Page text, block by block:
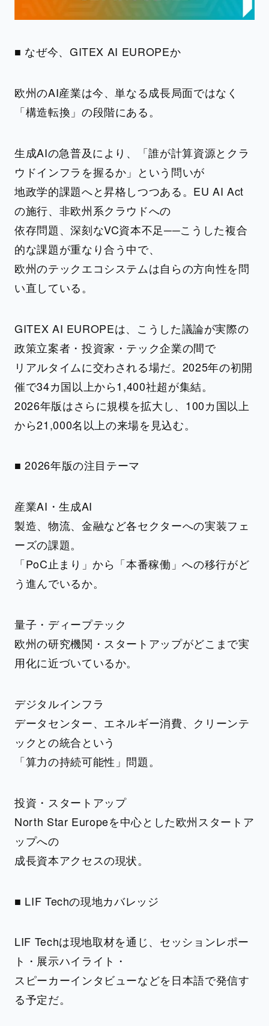
■ なぜ今、GITEX AI EUROPEか
欧州のAI産業は今、単なる成長局面ではなく
「構造転換」の段階にある。
生成AIの急普及により、「誰が計算資源とクラ
ウドインフラを握るか」という問いが
地政学的課題へと昇格しつつある。EU AI Act
の施行、非欧州系クラウドへの
依存問題、深刻なVC資本不足──こうした複合
的な課題が重なり合う中で、
欧州のテックエコシステムは自らの方向性を問
い直している。
GITEX AI EUROPEは、こうした議論が実際の
政策立案者・投資家・テック企業の間で
リアルタイムに交わされる場だ。2025年の初開
催で34カ国以上から1,400社超が集結。
2026年版はさらに規模を拡大し、100カ国以上
から21,000名以上の来場を見込む。
■ 2026年版の注目テーマ
産業AI・生成AI
製造、物流、金融など各セクターへの実装フェ
ーズの課題。
「PoC止まり」から「本番稼働」への移行がど
う進んでいるか。
量子・ディープテック
欧州の研究機関・スタートアップがどこまで実
用化に近づいているか。
デジタルインフラ
データセンター、エネルギー消費、クリーンテ
ックとの統合という
「算力の持続可能性」問題。
投資・スタートアップ
North Star Europeを中心とした欧州スタートア
ップへの
成長資本アクセスの現状。
■ LIF Techの現地カバレッジ
LIF Techは現地取材を通じ、セッションレポー
ト・展示ハイライト・
スピーカーインタビューなどを日本語で発信す
る予定だ。